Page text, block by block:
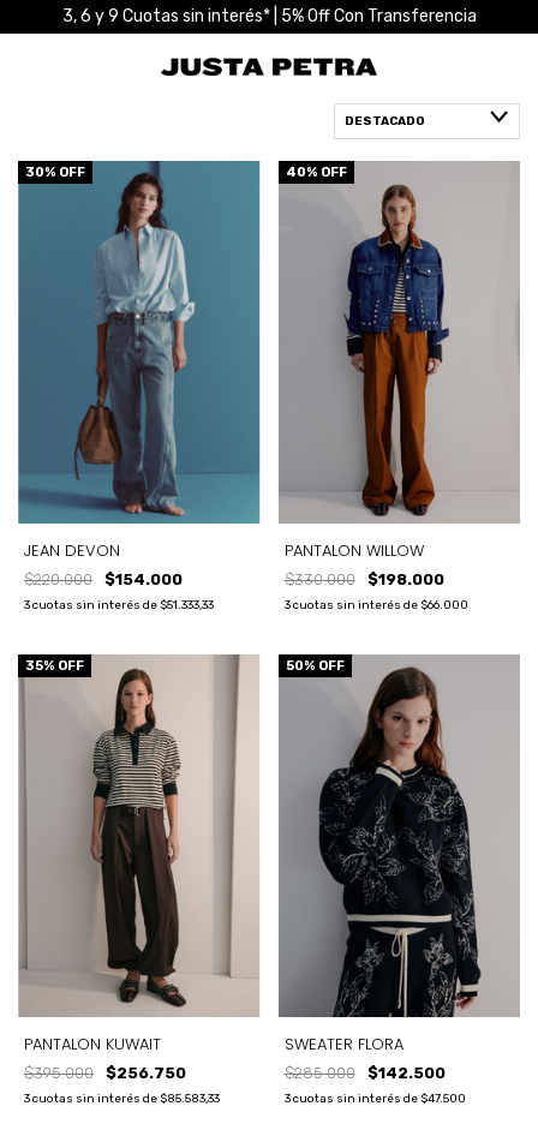
3, 6 y 9 Cuotas sin interés* | 5% Off Con Transferencia
30% OFF
JEAN DEVON
$220.000 $154.000
3cuotas sin interés de $51.333,33
40% OFF
PANTALON WILLOW
$330.000 $198.000
3 cuotas sin interés de $66.000
35% OFF
PANTALON KUWAIT
$395.000 $256.750
3cuotas sin interés de $85.583,33
50% OFF
SWEATER FLORA
$285.000 $142.500
3 cuotas sin interés de $47.500